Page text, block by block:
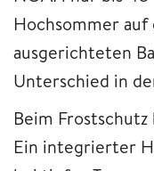
Hochsommer auf
ausgerichteten
Unterschied in
Beim
Ein integrierter